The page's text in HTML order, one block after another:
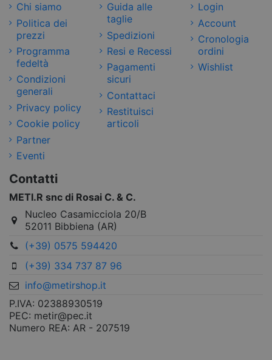
Chi siamo
Politica dei
prezzi
Programma
fedeltà
Condizioni
generali
Privacy policy
Cookie policy
Partner
Eventi
Guida alle
taglie
Spedizioni
Resi e Recessi
Pagamenti
sicuri
Contattaci
Restituisci
articoli
Login
Account
Cronologia
ordini
Wishlist
Contatti
METI.R snc di Rosai C. & C.
Nucleo Casamicciola 20/B
52011 Bibbiena (AR)
(+39) 0575 594420
(+39) 334 737 87 96
info@metirshop.it
P.IVA: 02388930519
PEC: metir@pec.it
Numero REA: AR - 207519